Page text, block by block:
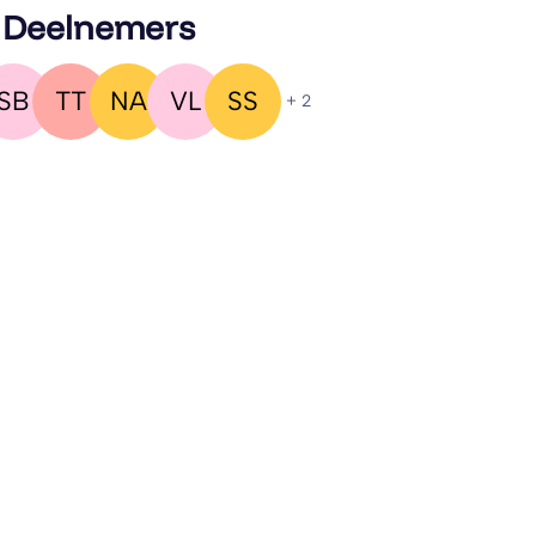
TT NA VL SS + 2